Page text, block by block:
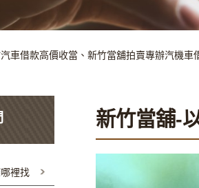
車借款高價收當、新竹當舖拍賣專辦汽機
新竹當舖-
裡找